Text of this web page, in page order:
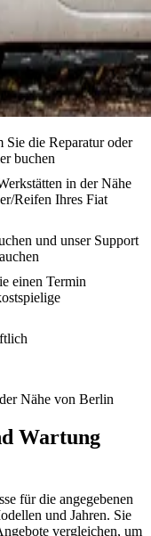
Sie die Reparatur oder
buchen
in der Nähe
Reifen Ihres Fiat
und unser Support
einen Termin
Nähe von Berlin
Wartung
für die angegebenen
und Jahren. Sie
vergleichen, um